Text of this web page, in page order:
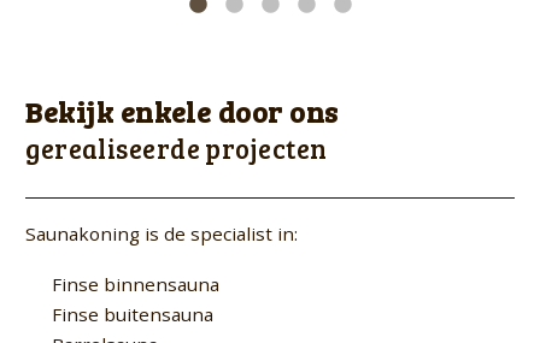
Bekijk enkele door ons
gerealiseerde projecten
Saunakoning is de specialist in:
Finse binnensauna
Finse buitensauna